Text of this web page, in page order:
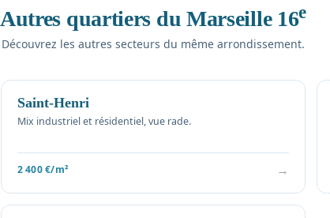
Autres quartiers du Marseille 16e
Découvrez les autres secteurs du même arrondissement.
Saint-Henri
Mix industriel et résidentiel, vue rade.
2 400 €/m² →